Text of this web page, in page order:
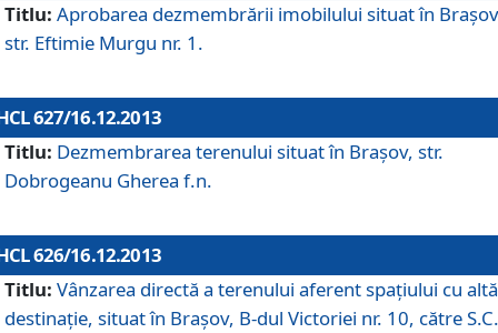
Titlu: Aprobarea dezmembrării imobilului situat în
str. Eftimie Murgu nr. 1.
627/16.12.2013
Titlu: Dezmembrarea terenului situat în Braşov, str.
Dobrogeanu Gherea f.n.
626/16.12.2013
Titlu: Vânzarea directă a terenului aferent spaţiului cu altă
destinaţie, situat în Braşov, B-dul Victoriei nr. 10, către S.C.